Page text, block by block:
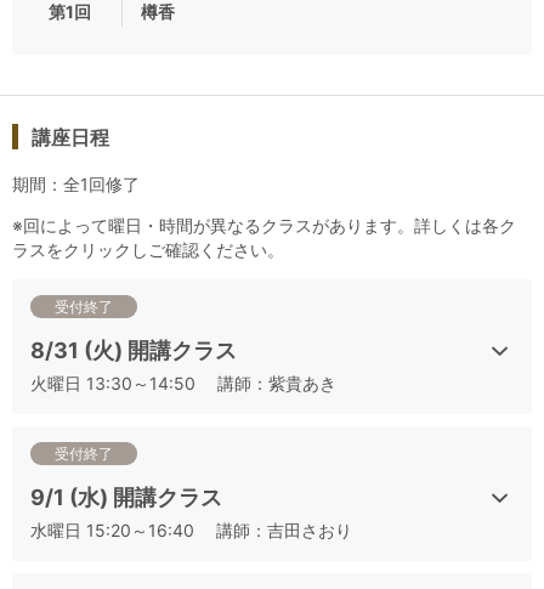
る比率が非常に高くなっています。品種や産地の推定に入る前
これから二次試験対策を始める方は、まずは「基本と得点テク
較や品種別産地比較、ローカル品種といった品種・産地推定に
つながる講座、本番シミュレーションへとステップを踏んでご
受講されることを強くおすすめします。
くださいませ。
醸造において重要な工程である「樽熟成」。その工程の有無が
ワインのスタイルに大きく影響を与えます。品種・産地を推定
否かで、香りのコメント部分の得点だけでなく、品種・産地の
得点にも影響がでてきます。樽の使用有無だけでなく、ニュア
ンスの異なる樽由来の香りもきちんと捉えられるようになるた
めに、白3種、赤3種を比較しながらテイスティングをし、樽由
第1回 樽香
講座日程
期間：全1回修了
※回によって曜日・時間が異なるクラスがあります。詳しくは各ク
ラスをクリックしご確認ください。
受付終了
8/31 (火) 開講クラス
火曜日 13:30～14:50 講師：紫貴あき
受付終了
9/1 (水) 開講クラス
水曜日 15:20～16:40 講師：吉田さおり